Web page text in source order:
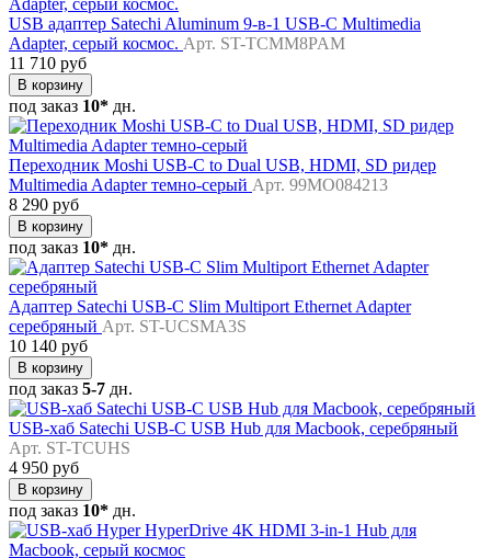
USB адаптер Satechi Aluminum 9-в-1 USB-C Multimedia
Adapter, серый космос. Арт. ST-TCMM8PAM
11 710 руб
В корзину
под заказ 10* дн.
Переходник Moshi USB-C to Dual USB, HDMI, SD ридер
Multimedia Adapter темно-серый Арт. 99MO084213
8 290 руб
В корзину
под заказ 10* дн.
Адаптер Satechi USB-C Slim Multiport Ethernet Adapter
серебряный Арт. ST-UCSMA3S
10 140 руб
В корзину
под заказ 5-7 дн.
USB-хаб Satechi USB-C USB Hub для Macbook, серебряный
Арт. ST-TCUHS
4 950 руб
В корзину
под заказ 10* дн.